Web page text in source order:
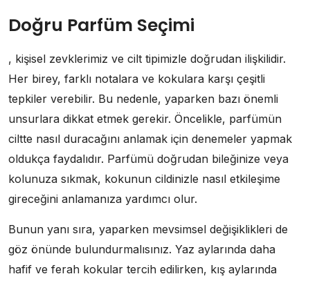
Doğru Parfüm Seçimi
, kişisel zevklerimiz ve cilt tipimizle doğrudan ilişkilidir.
Her birey, farklı notalara ve kokulara karşı çeşitli
tepkiler verebilir. Bu nedenle, yaparken bazı önemli
unsurlara dikkat etmek gerekir. Öncelikle, parfümün
ciltte nasıl duracağını anlamak için denemeler yapmak
oldukça faydalıdır. Parfümü doğrudan bileğinize veya
kolunuza sıkmak, kokunun cildinizle nasıl etkileşime
gireceğini anlamanıza yardımcı olur.
Bunun yanı sıra, yaparken mevsimsel değişiklikleri de
göz önünde bulundurmalısınız. Yaz aylarında daha
hafif ve ferah kokular tercih edilirken, kış aylarında